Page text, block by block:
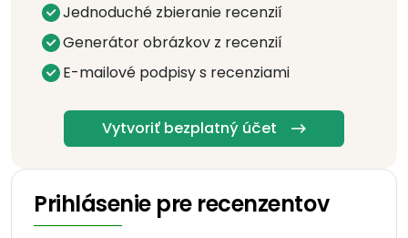
Jednoduché zbieranie recenzií
Generátor obrázkov z recenzií
E-mailové podpisy s recenziami
Vytvoriť bezplatný účet
Prihlásenie pre recenzentov